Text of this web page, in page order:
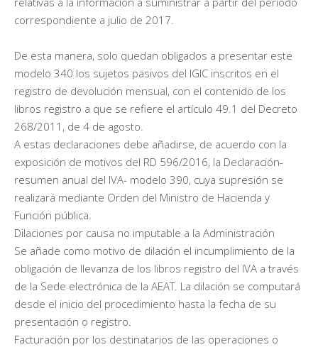
correspondiente a julio de 2017.
De esta manera, solo quedan obligados a presentar este
modelo 340 los sujetos pasivos del IGIC inscritos en el
registro de devolución mensual, con el contenido de los
libros registro a que se refiere el artículo 49.1 del Decreto
268/2011, de 4 de agosto.
A estas declaraciones debe añadirse, de acuerdo con la
exposición de motivos del RD 596/2016, la Declaración-
resumen anual del IVA- modelo 390, cuya supresión se
realizará mediante Orden del Ministro de Hacienda y
Función pública.
Dilaciones por causa no imputable a la Administración
Se añade como motivo de dilación el incumplimiento de la
obligación de llevanza de los libros registro del IVA a través
de la Sede electrónica de la AEAT. La dilación se computará
desde el inicio del procedimiento hasta la fecha de su
presentación o registro.
Facturación por los destinatarios de las operaciones o